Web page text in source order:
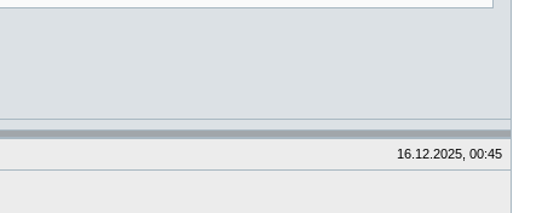
16.12.2025, 00:45